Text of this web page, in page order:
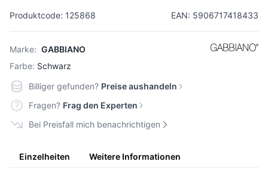
Produktcode: 125868 EAN: 5906717418433
Marke: GABBIANO
Farbe: Schwarz
Billiger gefunden? Preise aushandeln
Fragen? Frag den Experten
Bei Preisfall mich benachrichtigen
Einzelheiten Weitere Informationen